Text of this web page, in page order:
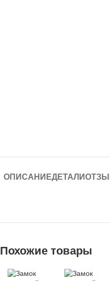
ОПИСАНИЕДЕТАЛИ
Похожие товары